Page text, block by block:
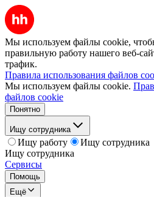
Мы используем файлы cookie,
правильную работу нашего веб-
трафик.
Правила использования файлов
Мы используем файлы cookie.
файлов cookie
Понятно
Ищу сотрудника
Ищу работу
Ищу сотрудника
Ищу сотрудника
Сервисы
Помощь
Ещё